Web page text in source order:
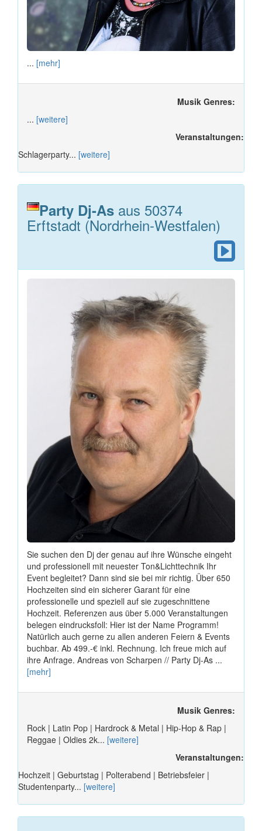
... [mehr]
Musik Genres:
... [weitere]
Veranstaltungen:
Schlagerparty... [weitere]
Party Dj-As aus 50374
Erftstadt (Nordrhein-Westfalen)
Sie suchen den Dj der genau auf ihre Wünsche eingeht
und professionell mit neuester Ton&Lichttechnik Ihr
Event begleitet? Dann sind sie bei mir richtig. Über 650
Hochzeiten sind ein sicherer Garant für eine
professionelle und speziell auf sie zugeschnittene
Hochzeit. Referenzen aus über 5.000 Veranstaltungen
belegen eindrucksfoll: Hier ist der Name Programm!
Natürlich auch gerne zu allen anderen Feiern & Events
buchbar. Ab 499.-€ inkl. Rechnung. Ich freue mich auf
ihre Anfrage. Andreas von Scharpen // Party Dj-As ...
[mehr]
Musik Genres:
Rock | Latin Pop | Hardrock & Metal | Hip-Hop & Rap |
Reggae | Oldies 2k... [weitere]
Veranstaltungen:
Hochzeit | Geburtstag | Polterabend | Betriebsfeier |
Studentenparty... [weitere]